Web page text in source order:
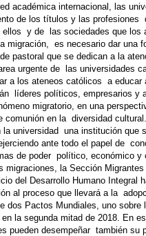
académica internacional, las
de los títulos y las profesiones
y de las sociedades que los
migración, es necesario dar una
pastoral que se dedican a la
urgente de las universidades
a los ateneos católicos a educar
líderes políticos, empresarios y
migratorio, en una
en la diversidad cultural.
universidad una institución que
ante todo el papel de
de poder político, económico y
migraciones, la Sección
del Desarrollo Humano Integral
al proceso que llevará a la
dos Pactos Mundiales, uno sobre
la segunda mitad de 2018. En
pueden desempeñar también su